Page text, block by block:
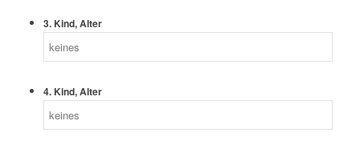
3. Kind, Alter
4. Kind, Alter